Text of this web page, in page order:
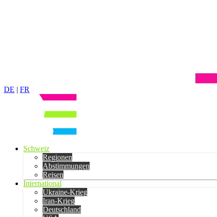
DE | FR
Schweiz
Regionen
Abstimmungen
Reisen
International
Ukraine-Krieg
Iran-Krieg
Deutschland